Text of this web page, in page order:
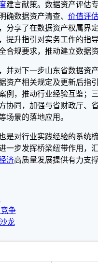
建言献策。数据资产评估
确数据资产清查、 价值评
分享了在数据资产权属界定
提升指引对实务工作的指
合规要求，推动建立数据
并对下一步山东省数据资
资产相关规定及更新后指
例，推动行业经验互鉴；
协同，加强与省财政厅、
场景的落地应用。
是对行业实践经验的系统
步发挥桥梁纽带作用，
济高质量发展提供有力支
争
龙